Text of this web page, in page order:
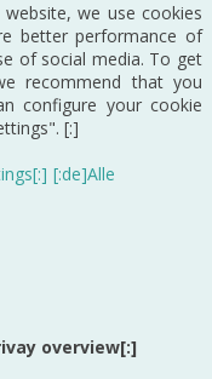
we use cookies
better performance of
of social media. To get
recommend that you
configure your cookie
[:]
[:de]Alle
overview[:]